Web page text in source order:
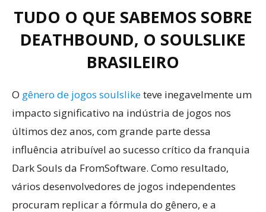
TUDO O QUE SABEMOS SOBRE
DEATHBOUND, O SOULSLIKE
BRASILEIRO
O gênero de jogos soulsliketeve inegavelmente um
impacto significativo na indústria de jogos nos
últimos dez anos, com grande parte dessa
influência atribuível ao sucesso crítico da franquia
Dark Souls da FromSoftware. Como resultado,
vários desenvolvedores de jogos independentes
procuram replicar a fórmula do gênero, e a